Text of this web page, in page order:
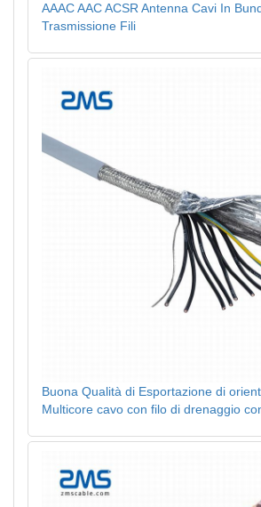
AAAC AAC ACSR Antenna Cavi In
Trasmissione Fili
Buona Qualità di Esportazione di
Multicore cavo con filo di drenaggio